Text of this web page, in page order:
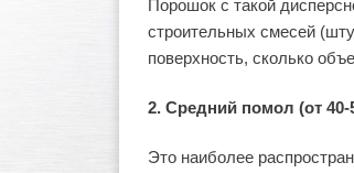
Порошок с такой
строительных смесей
поверхность, сколько
2. Средний помол (от 40-
Это наиболее